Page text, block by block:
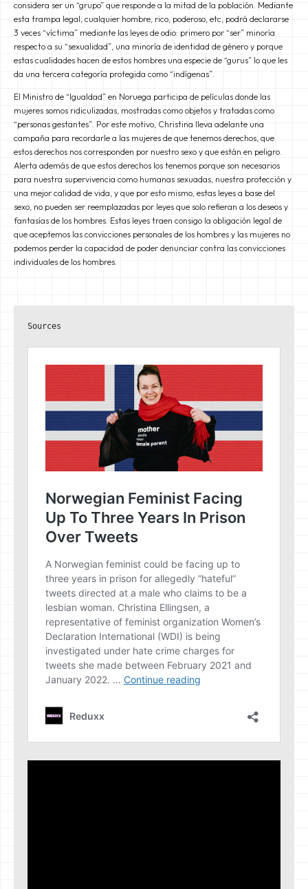
considera ser un “grupo” que responde a la mitad de la población. Mediante
esta trampa legal, cualquier hombre, rico, poderoso, etc, podrá declararse
3 veces “víctima” mediante las leyes de odio: primero por “ser” minoría
respecto a su “sexualidad”, una minoría de identidad de género y porque
estas cualidades hacen de estos hombres una especie de “gurus” lo que les
da una tercera categoría protegida como “indígenas”.
El Ministro de “Igualdad” en Noruega participa de películas donde las
mujeres somos ridiculizadas, mostradas como objetos y tratadas como
“personas gestantes”. Por este motivo, Christina lleva adelante una
campaña para recordarle a las mujeres de que tenemos derechos, que
estos derechos nos corresponden por nuestro sexo y que están en peligro.
Alerta además de que estos derechos los tenemos porque son necesarios
para nuestra supervivencia como humanas sexuadas, nuestra protección y
una mejor calidad de vida, y que por esto mismo, estas leyes a base del
sexo, no pueden ser reemplazadas por leyes que solo refieran a los deseos y
fantasías de los hombres. Estas leyes traen consigo la obligación legal de
que aceptemos las convicciones personales de los hombres y las mujeres no
podemos perder la capacidad de poder denunciar contra las convicciones
individuales de los hombres.
Sources